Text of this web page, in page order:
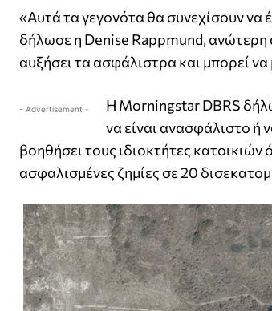
«Αυτά τα γεγονότα θα συνεχίσουν να
δήλωσε η Denise Rappmund, ανώτερη
αυξήσει τα ασφάλιστρα και μπορεί
- Advertisement -
Η Morningstar DBRS
να είναι ανασφάλιστο ή
βοηθήσει τους ιδιοκτήτες
ασφαλισμένες ζημίες σε 20